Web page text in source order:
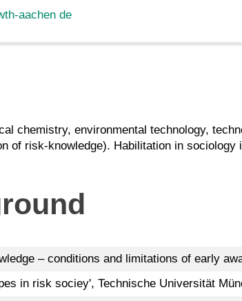
aachen de
chemistry, environmental technology,
of risk-knowledge). Habilitation in
– conditions and limitations of early
in risk sociey', Technische Universität